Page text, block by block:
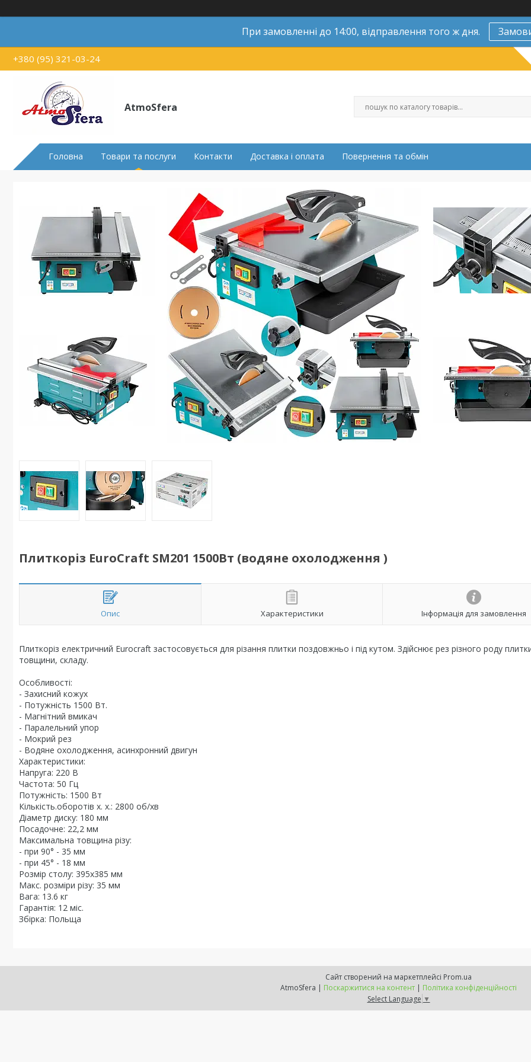
При замовленні до 14:00, відправлення того ж дня.
+380 (95) 321-03-24
AtmoSfera
Головна Товари та послуги Контакти Доставка і оплата Повернення та обмін
Плиткоріз EuroCraft SM201 1500Вт (водяне охолодження )
Опис Характеристики Інформація для замовлення
Плиткоріз електричний Eurocraft застосовується для різання плитки поздовжньо і під кутом. Здійснює рез різного роду
товщини, складу.
Особливості:
- Захисний кожух
- Потужність 1500 Вт.
- Магнітний вмикач
- Паралельний упор
- Мокрий рез
- Водяне охолодження, асинхронний двигун
Характеристики:
Напруга: 220 В
Частота: 50 Гц
Потужність: 1500 Вт
Кількість.оборотів х. х.: 2800 об/хв
Діаметр диску: 180 мм
Посадочне: 22,2 мм
Максимальна товщина різу:
- при 90° - 35 мм
- при 45° - 18 мм
Розмір столу: 395х385 мм
Макс. розміри різу: 35 мм
Вага: 13.6 кг
Гарантія: 12 міс.
Збірка: Польща
Сайт створений на маркетплейсі Prom.ua
AtmoSfera | Поскаржитися на контент | Політика конфіденційності
Select Language ▼